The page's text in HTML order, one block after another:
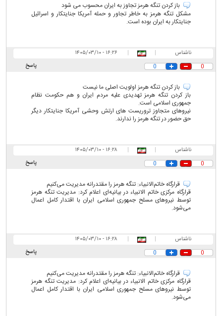
باز کردن تنگه هرمز تجاوز به ایران محسوب می شود
مشکل تنگه هرمز به خاطر تجاور و حمله آمریکا جنایتکار و اسرائیل
جنایتکار به ایران بوده است.
ناشناس |
|
۱۶:۲۶ - ۱۴۰۵/۰۳/۱۰
پاسخ
0
0
باز کردن تنگه هرمز اولویت اصلی ما نیست
باز کردن تنگه هرمز تهدیدی علیه مردم ایران و هم حکومت نظام
جمهوری اسلامی است.
نیروهای متجاوز تروریست های ارتش وحشی آمریکا جنایتکار دیگر
حق حضور در تنگه هرمز را ندارند.
ناشناس |
|
۱۶:۲۸ - ۱۴۰۵/۰۳/۱۰
پاسخ
0
0
قرارگاه خاتم‌الانبیاء: تنگه هرمز را مقتدرانه مدیریت می‌کنیم
قرارگاه مرکزی خاتم الانبیاء در بیانیه‌ای اعلام کرد: مدیریت تنگه هرمز
توسط نیرو‌های مسلح جمهوری اسلامی ایران با اقتدار کامل اعمال
می‌شود.
ناشناس |
|
۱۶:۲۸ - ۱۴۰۵/۰۳/۱۰
پاسخ
0
0
قرارگاه خاتم‌الانبیاء: تنگه هرمز را مقتدرانه مدیریت می‌کنیم
قرارگاه مرکزی خاتم الانبیاء در بیانیه‌ای اعلام کرد: مدیریت تنگه هرمز
توسط نیرو‌های مسلح جمهوری اسلامی ایران با اقتدار کامل اعمال
می‌شود.